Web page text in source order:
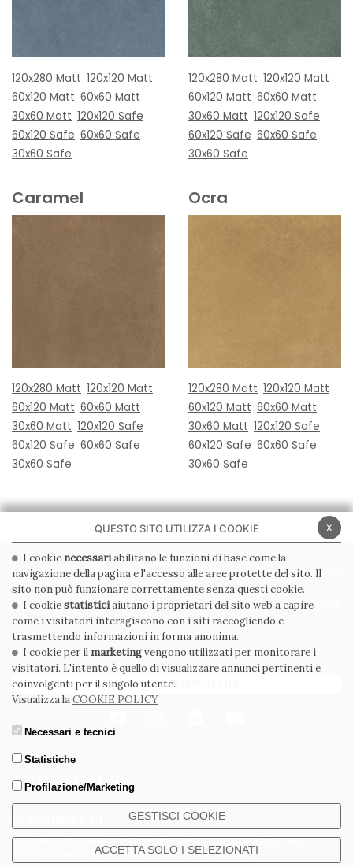
120x280 Matt 120x120 Matt
60x120 Matt 60x60 Matt
30x60 Matt 120x120 Safe
60x120 Safe 60x60 Safe
30x60 Safe
120x280 Matt 120x120 Matt
60x120 Matt 60x60 Matt
30x60 Matt 120x120 Safe
60x120 Safe 60x60 Safe
30x60 Safe
Caramel
120x280 Matt 120x120 Matt
60x120 Matt 60x60 Matt
30x60 Matt 120x120 Safe
60x120 Safe 60x60 Safe
30x60 Safe
Ocra
120x280 Matt 120x120 Matt
60x120 Matt 60x60 Matt
30x60 Matt 120x120 Safe
60x120 Safe 60x60 Safe
30x60 Safe
Via Emilia Ponente, 1000 - 48014 Castel Bolognese (RA) Italy
Tel. +39.0546.652111 - Email: info@cerdomus.com
PRIVACY POLICY COOKIE POLICY
CONDIZIONI GENERALI WHISTLEBLOWING
CODICE ETICO
ISCRIVITI ALLA NEWSLETTER
x
QUESTO SITO UTILIZZA I COOKIE
I cookie necessariabilitano le funzioni di base come la
navigazione della pagina e l'accesso alle aree protette del sito. Il
sito non può funzionare correttamente senza questi cookie.
I cookiestatisticiaiutano i proprietari del sito web a capire
come i visitatori interagiscono con i siti raccogliendo e
trasmettendo informazioni in forma anonima.
I cookie per il marketingvengono utilizzati per monitorare i
visitatori. L'intento è quello di visualizzare annunci pertinenti e
coinvolgenti per il singolo utente.
Visualizza laCOOKIE POLICY
Necessari e tecnici
Statistiche
Profilazione/Marketing
GESTISCI COOKIE
ACCETTA SOLO I SELEZIONATI